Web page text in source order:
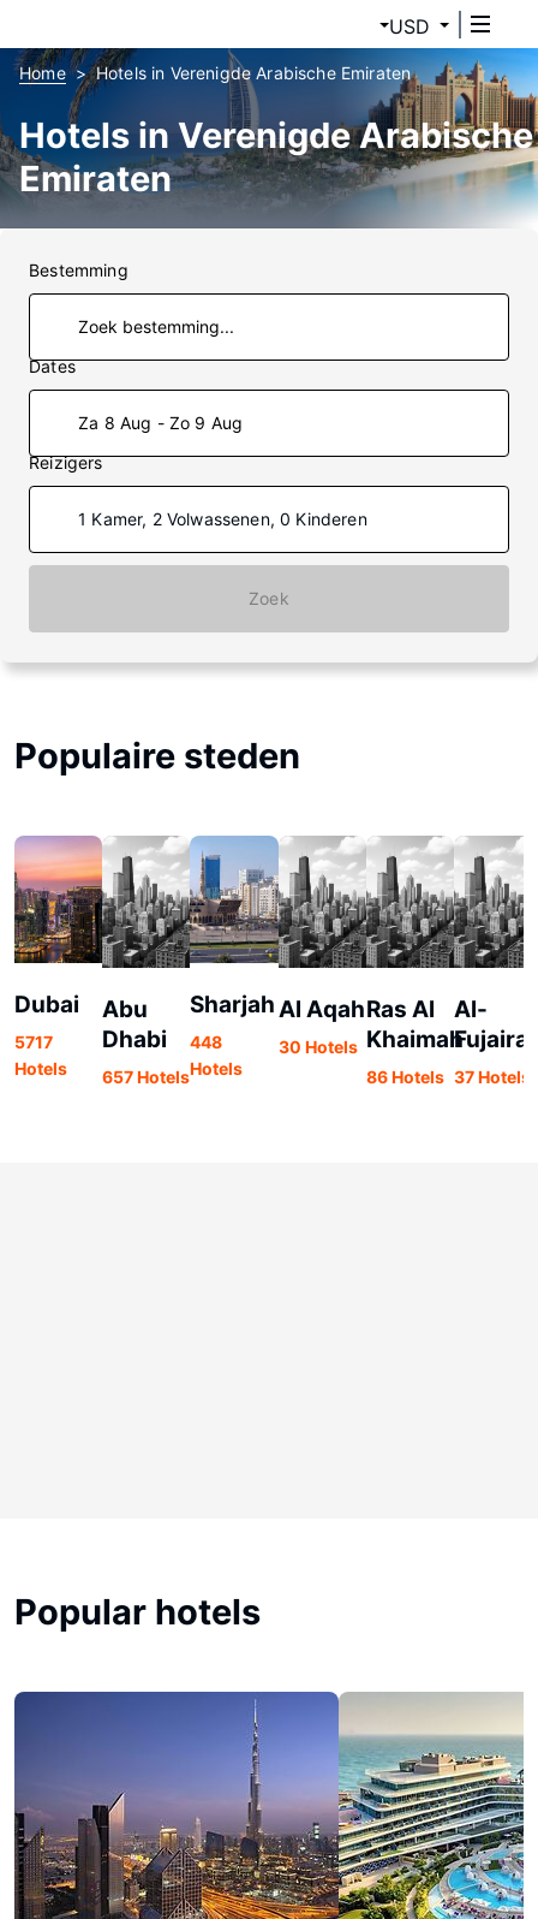
USD
Home Hotels in Verenigde Arabische Emiraten
Hotels in Verenigde Arabische
Emiraten
Bestemming
Dates
Za 8 Aug - Zo 9 Aug
Reizigers
1 Kamer, 2 Volwassenen, 0 Kinderen
Zoek
Populaire steden
Dubai
5717
Hotels
Abu
Dhabi
657 Hotels
Sharjah
448
Hotels
Al Aqah
30 Hotels
Ras Al
Khaimah
86 Hotels
Al-
37 Hotels
Popular hotels